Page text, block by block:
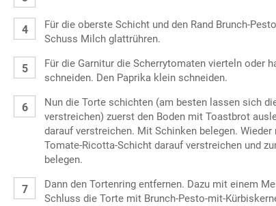
Für die oberste Schicht und den Rand Brunch-
Schuss Milch glattrühren.
Für die Garnitur die Scherrytomaten vierteln oder
schneiden. Den Paprika klein schneiden.
Nun die Torte schichten (am besten lassen sich
verstreichen) zuerst den Boden mit Toastbrot
darauf verstreichen. Mit Schinken belegen.
Tomate-Ricotta-Schicht darauf verstreichen und
belegen.
Dann den Tortenring entfernen. Dazu mit einem
Schluss die Torte mit Brunch-Pesto-mit-